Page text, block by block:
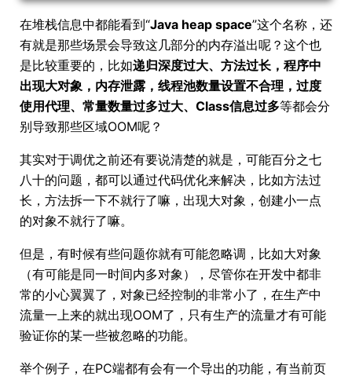
在堆栈信息中都能看到“Java heap space”这个名称，还
有就是那些场景会导致这几部分的内存溢出呢？这个也
是比较重要的，比如递归深度过大、方法过长，程序中
出现大对象，内存泄露，线程池数量设置不合理，过度
使用代理、常量数量过多过大、Class信息过多等都会分
别导致那些区域OOM呢？
其实对于调优之前还有要说清楚的就是，可能百分之七
八十的问题，都可以通过代码优化来解决，比如方法过
长，方法拆一下不就行了嘛，出现大对象，创建小一点
的对象不就行了嘛。
但是，有时候有些问题你就有可能忽略调，比如大对象
（有可能是同一时间内多对象），尽管你在开发中都非
常的小心翼翼了，对象已经控制的非常小了，在生产中
流量一上来的就出现OOM了，只有生产的流量才有可能
验证你的某一些被忽略的功能。
举个例子，在PC端都有会有一个导出的功能，有当前页